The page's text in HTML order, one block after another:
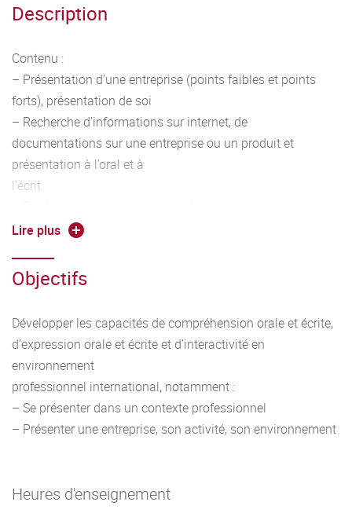
Description
Contenu :
– Présentation d’une entreprise (points faibles et points
forts), présentation de soi
– Recherche d’informations sur internet, de
documentations sur une entreprise ou un produit et
présentation à l’oral et à
l’écrit
simple en langue étrangère
– Rédaction et utilisation de questions pour connaitre les
besoins du client
(publicité) dans sa dimension culturelle, présentation d’un
brief
– Travailler entre autres les éléments suivants :
conjugaison et emploi des temps adaptés à la situation
alphabet, vocabulaire
indirect
Lire plus
Objectifs
Développer les capacités de compréhension orale et écrite,
d’expression orale et écrite et d’interactivité en
environnement
professionnel international, notamment :
– Se présenter dans un contexte professionnel
– Présenter une entreprise, son activité, son environnement
Heures d'enseignement